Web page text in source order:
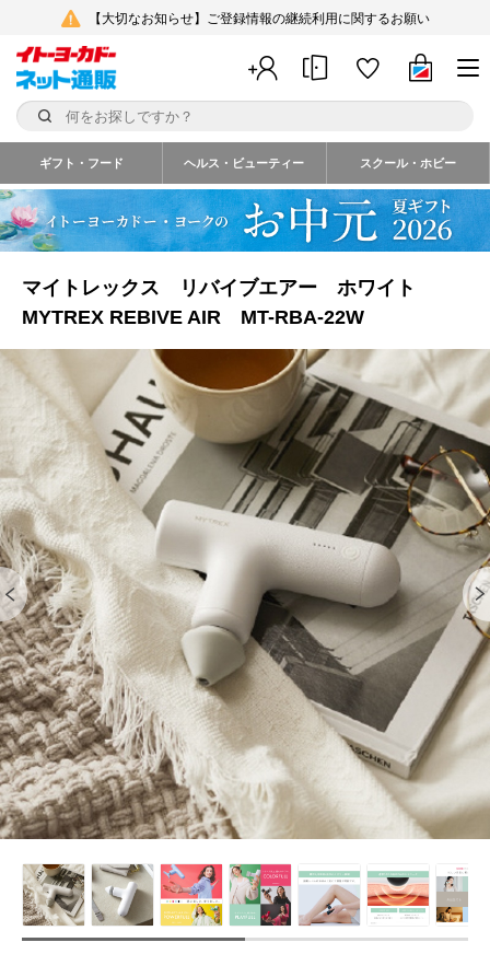
【大切なお知らせ】ご登録情報の継続利用に関するお願い
ギフト・フード ヘルス・ビューティー スクール・ホビー
マイトレックス リバイブエアー ホワイト
MYTREX REBIVE AIR MT-RBA-22W